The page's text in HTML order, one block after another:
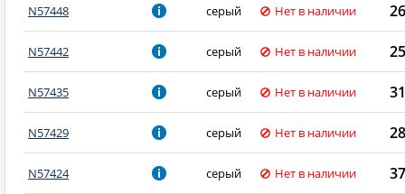
N57448 серый Нет в наличии
N57442 серый Нет в наличии
N57435 серый Нет в наличии
N57429 серый Нет в наличии
N57424 серый Нет в наличии